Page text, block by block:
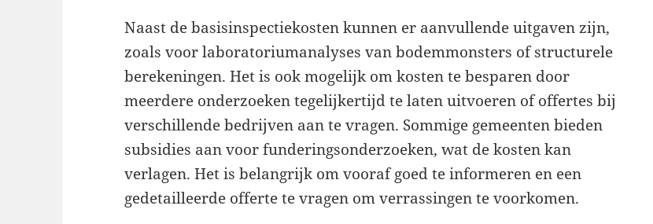
Naast de basisinspectiekosten kunnen er aanvullende uitgaven zijn,
zoals voor laboratoriumanalyses van bodemmonsters of structurele
berekeningen. Het is ook mogelijk om kosten te besparen door
meerdere onderzoeken tegelijkertijd te laten uitvoeren of offertes bij
verschillende bedrijven aan te vragen. Sommige gemeenten bieden
subsidies aan voor funderingsonderzoeken, wat de kosten kan
verlagen. Het is belangrijk om vooraf goed te informeren en een
gedetailleerde offerte te vragen om verrassingen te voorkomen.